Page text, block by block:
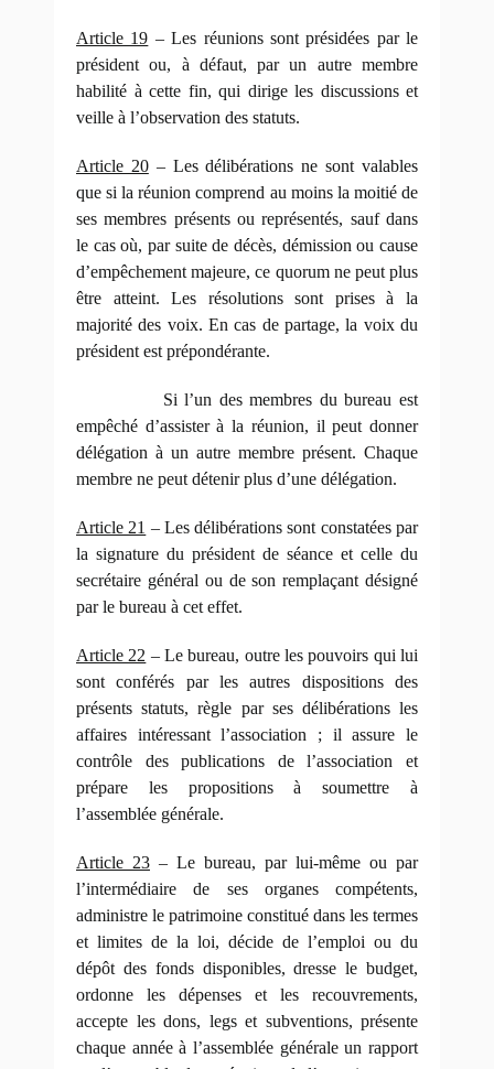
Article 19 – Les réunions sont présidées par le
président ou, à défaut, par un autre membre
habilité à cette fin, qui dirige les discussions et
veille à l’observation des statuts.
Article 20– Les délibérations ne sont valables
que si la réunion comprend au moins la moitié de
ses membres présents ou représentés, sauf dans
le cas où, par suite de décès, démission ou cause
d’empêchement majeure, ce quorum ne peut plus
être atteint. Les résolutions sont prises à la
majorité des voix. En cas de partage, la voix du
président est prépondérante.
Si l’un des membres du bureau est
empêché d’assister à la réunion, il peut donner
délégation à un autre membre présent. Chaque
membre ne peut détenir plus d’une délégation.
Article 21 – Les délibérations sont constatées par
la signature du président de séance et celle du
secrétaire général ou de son remplaçant désigné
par le bureau à cet effet.
Article 22 – Le bureau, outre les pouvoirs qui lui
sont conférés par les autres dispositions des
présents statuts, règle par ses délibérations les
affaires intéressant l’association ; il assure le
contrôle des publications de l’association et
prépare les propositions à soumettre à
l’assemblée générale.
Article 23 – Le bureau, par lui-même ou par
l’intermédiaire de ses organes compétents,
administre le patrimoine constitué dans les termes
et limites de la loi, décide de l’emploi ou du
dépôt des fonds disponibles, dresse le budget,
ordonne les dépenses et les recouvrements,
accepte les dons, legs et subventions, présente
chaque année à l’assemblée générale un rapport